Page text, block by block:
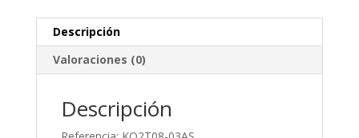
Descripción
Valoraciones (0)
Descripción